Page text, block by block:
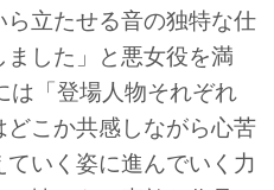
立たせる音の独特な仕
した」と悪女役を満
は「登場人物それぞれ
こか共感しながら心苦
いく姿に進んでいく力